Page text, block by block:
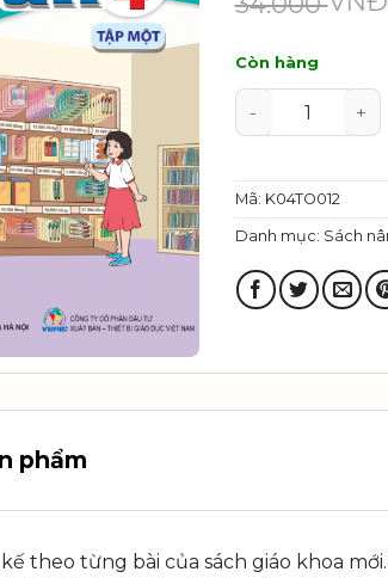
Còn hàng
Bài tập Toán
Mã: K04TO012
Danh mục: Sách
phẩm
theo từng bài của sách giáo khoa